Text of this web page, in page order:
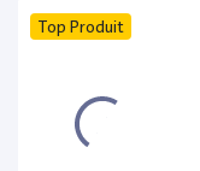
Top Produit